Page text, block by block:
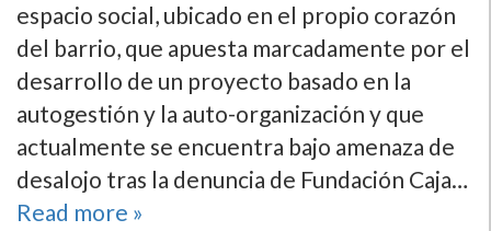
espacio social, ubicado en el propio corazón
del barrio, que apuesta marcadamente por el
desarrollo de un proyecto basado en la
autogestión y la auto-organización y que
actualmente se encuentra bajo amenaza de
desalojo tras la denuncia de Fundación Caja…
Read more »